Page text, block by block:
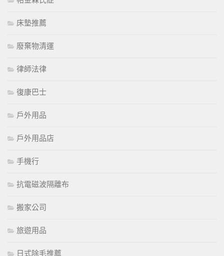
床墊推薦
廢棄物清運
律師法律
復康巴士
戶外用品
戶外用品店
手機行
抗電磁波隔離布
搬家公司
旅遊用品
日式除毛推薦